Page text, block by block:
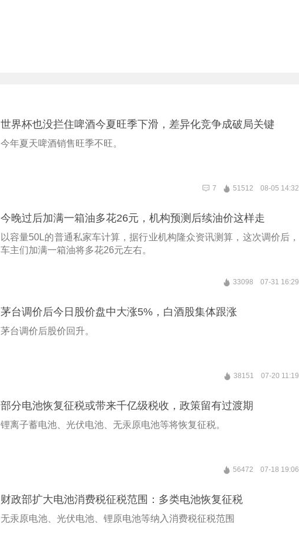
世界杯也没拦住啤酒今夏旺季下滑，差异化竞争成破局关键
今年夏天啤酒销售旺季不旺。
7 51512 08-05 14:32
今晚过后加满一箱油多花26元，机构预测后续油价这样走
以容量50L的普通私家车计算，据行业机构隆众资讯测算，这次调价后，
车主们加满一箱油将多花26元左右。
33098 07-31 16:29
茅台调价后今日股价盘中大涨5%，白酒股集体跟涨
茅台调价后股价回升。
38151 07-20 11:19
部分电池恢复征税或带来千亿级税收，政策留有过渡期
锂离子蓄电池、光伏电池、无汞原电池等将恢复征税。
56472 07-18 19:06
财政部扩大电池消费税征税范围：多类电池恢复征税
无汞原电池、光伏电池、锂原电池等纳入消费税征税范围